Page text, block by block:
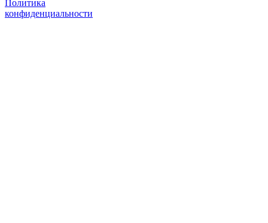
Политика
конфиденциальности